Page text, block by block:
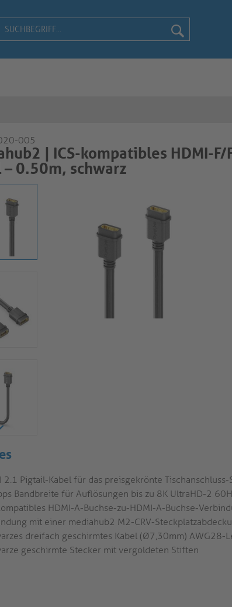
005
| ICS-kompatibles HDMI-
– 0.50m, schwarz
2.1 Pigtail-Kabel für das preisgekrönte
Bandbreite für Auflösungen bis zu 8K UltraHD-2
HDMI-A-Buchse-zu-HDMI-A-Buchse-
mit einer mediahub2 M2-CRV-
dreifach geschirmtes Kabel (Ø7,30mm) AWG28-
geschirmte Stecker mit vergoldeten Stiften